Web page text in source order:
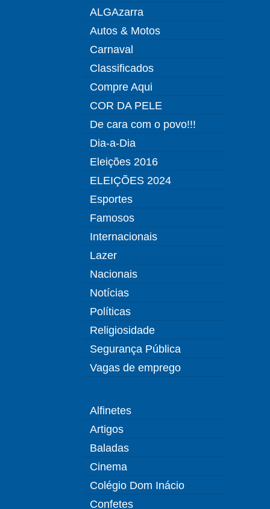
ALGAzarra
Autos & Motos
Carnaval
Classificados
Compre Aqui
COR DA PELE
De cara com o povo!!!
Dia-a-Dia
Eleições 2016
ELEIÇÕES 2024
Esportes
Famosos
Internacionais
Lazer
Nacionais
Notícias
Políticas
Religiosidade
Segurança Pública
Vagas de emprego
Alfinetes
Artigos
Baladas
Cinema
Colégio Dom Inácio
Confetes